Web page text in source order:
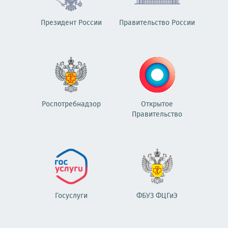
Президент России Правительство России
Роспотребнадзор
Открытое
Правительство
Госуслуги ФБУЗ ФЦГиЭ